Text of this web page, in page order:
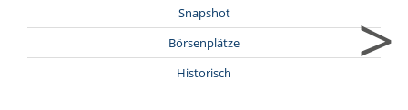
Snapshot
Börsenplätze
Historisch
>